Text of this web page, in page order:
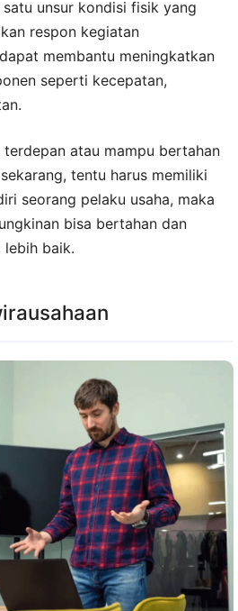
unsur kondisi fisik yang
respon kegiatan
membantu meningkatkan
seperti kecepatan,
atau mampu bertahan
tentu harus memiliki
seorang pelaku usaha, maka
bisa bertahan dan
lebih baik.